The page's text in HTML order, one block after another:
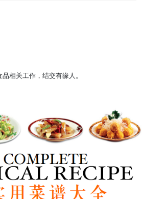
相关工作，结交有缘人。